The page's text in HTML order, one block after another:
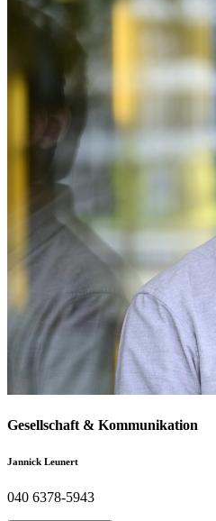
Gesellschaft & Kommunikation
Jannick Leunert
040 6378-5943